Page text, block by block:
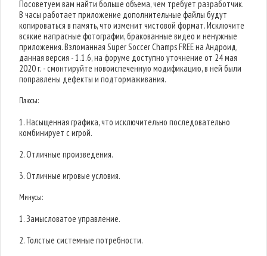
Посоветуем вам найти больше объема, чем требует разработчик.
В часы работает приложение дополнительные файлы будут
копироваться в память, что изменит чистовой формат. Исключите
всякие напрасные фотографии, бракованные видео и ненужные
приложения. Взломанная Super Soccer Champs FREE на Андроид,
данная версия - 1.1.6, на форуме доступно уточнение от 24 мая
2020 г. - смонтируйте новоиспеченную модификацию, в ней были
поправлены дефекты и подтормаживания.
Плюсы:
1. Насыщенная графика, что исключительно последовательно
комбинирует с игрой.
2. Отличные произведения.
3. Отличные игровые условия.
Минусы:
1. Замысловатое управление.
2. Толстые системные потребности.